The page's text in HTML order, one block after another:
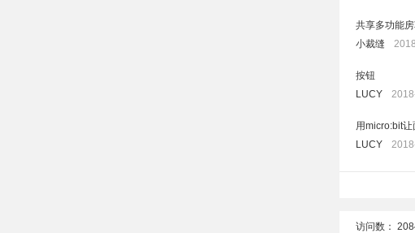
共享多功能
小裁缝
按钮
LUCY
用micro:bit
LUCY
访问数：